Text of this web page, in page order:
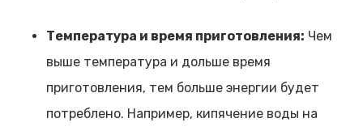
Температура и время приготовления: Чем
выше температура и дольше время
приготовления, тем больше энергии будет
потреблено. Например, кипячение воды на